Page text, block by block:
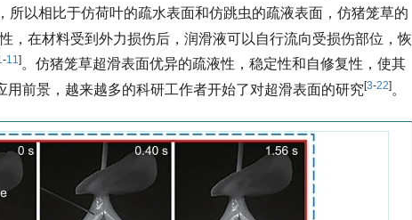
以相比于仿荷叶的疏水表面和仿跳虫的疏液表面，仿猪笼草的
，在材料受到外力损伤后，润滑液可以自行流向受损伤部位，恢
-11]。仿猪笼草超滑表面优异的疏液性，稳定性和自修复性，使其
前景，越来越多的科研工作者开始了对超滑表面的研究[3-22]。